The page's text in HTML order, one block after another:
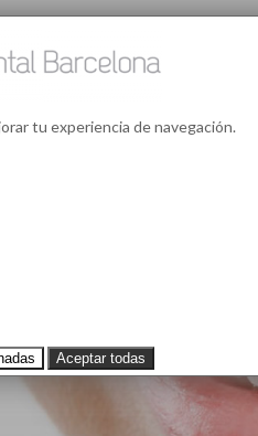
¿Te
tu experiencia de navegación.
Aceptar todas